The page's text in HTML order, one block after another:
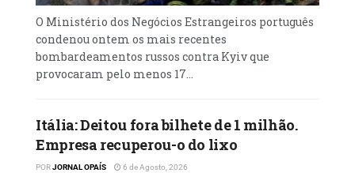
O Ministério dos Negócios Estrangeiros português
condenou ontem os mais recentes
bombardeamentos russos contra Kyiv que
provocaram pelo menos 17...
Itália: Deitou fora bilhete de 1 milhão.
Empresa recuperou-o do lixo
PORJORNAL OPAÍS 6 de Agosto, 2026